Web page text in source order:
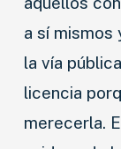
a sí mismos
la vía
licencia
merecerla.